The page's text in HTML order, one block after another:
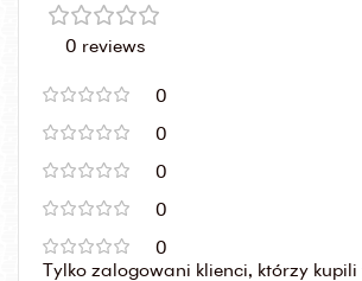
0 reviews
0
0
0
0
0
Tylko zalogowani klienci, którzy